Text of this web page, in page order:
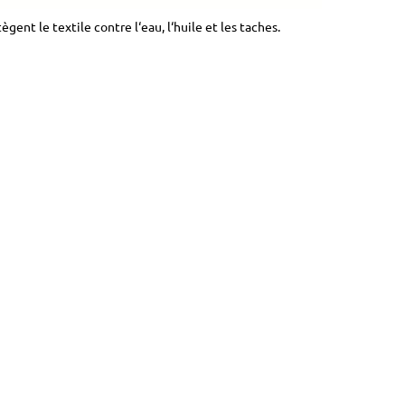
le textile contre l‘eau, l‘huile et les taches.